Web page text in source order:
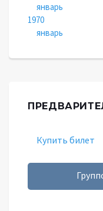
январь
1970
январь
Купить билет